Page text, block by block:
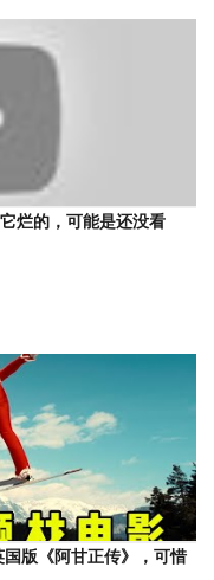
烂的，可能是还没看
版《阿甘正传》，可惜